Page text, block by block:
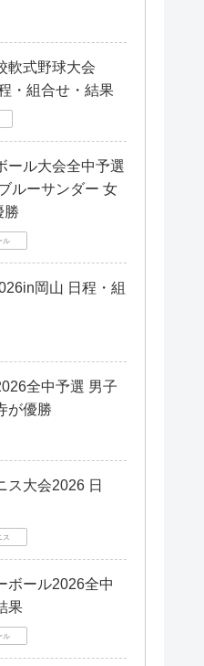
軟式野球大会
・組合せ・結果
ール大会全中予選
ルーサンダー 女
勝
ル
岡山 日程・組
全中予選 男子
が優勝
ス大会2026 日
ス
ボール2026全中
果
ル